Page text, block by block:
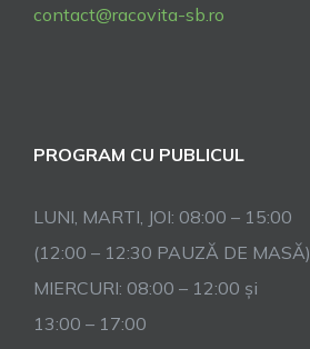
contact@racovita-sb.ro
PROGRAM CU PUBLICUL
LUNI, MARTI, JOI: 08:00 – 15:00
(12:00 – 12:30 PAUZĂ DE MASĂ)
MIERCURI: 08:00 – 12:00 și
13:00 – 17:00